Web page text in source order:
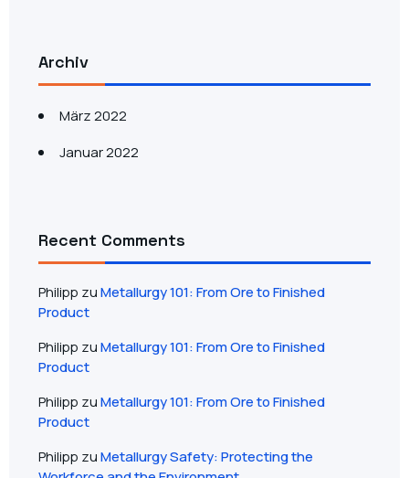
Archiv
März 2022
Januar 2022
Recent Comments
Philipp zuMetallurgy 101: From Ore to Finished
Product
Philipp zuMetallurgy 101: From Ore to Finished
Product
Philipp zuMetallurgy 101: From Ore to Finished
Product
Philipp zuMetallurgy Safety: Protecting the